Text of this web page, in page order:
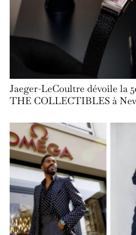
Jaeger-LeCoultre dévoile la
THE COLLECTIBLES à